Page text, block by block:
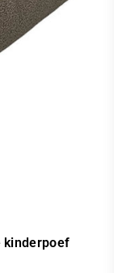
kinderpoef